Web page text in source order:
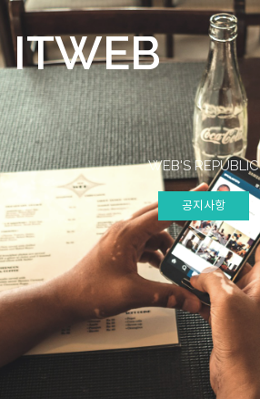
ITWEB
WEB'S REPUBLIC
공지사항
공지사항